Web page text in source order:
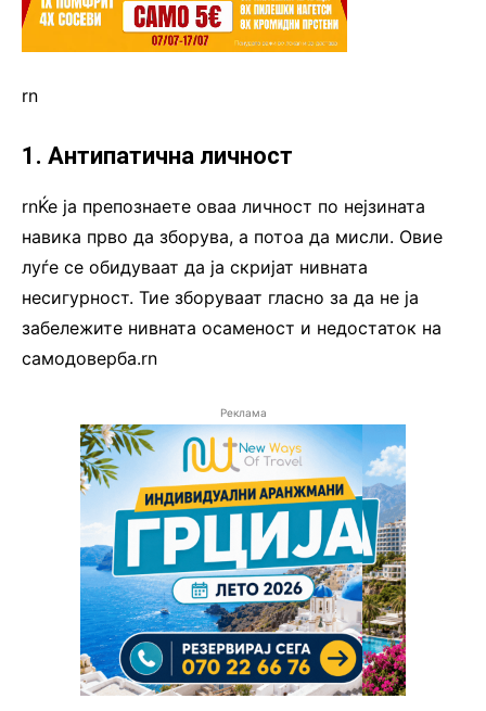
rn
1. Антипатична личност
rnЌе ја препознаете оваа личност по нејзината
навика прво да зборува, а потоа да мисли. Овие
луѓе се обидуваат да ја скријат нивната
несигурност. Тие зборуваат гласно за да не ја
забележите нивната осаменост и недостаток на
самодоверба.rn
Реклама